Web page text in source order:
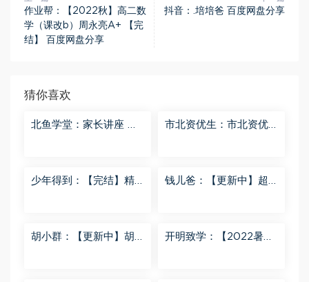
作业帮：【2022秋】高二数
学（课改b）周永亮A+ 【完
结】 百度网盘分享
抖音：.培培爸 百度网盘分享
猜你喜欢
北鱼学堂：家长讲座 百
市北资优生：市北资优
少年得到：【完结】精
钱儿爸：【更新中】超
胡小群：【更新中】胡
开明致学：【2022暑